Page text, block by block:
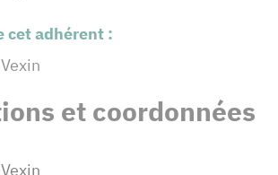
cet adhérent :
et coordonnées